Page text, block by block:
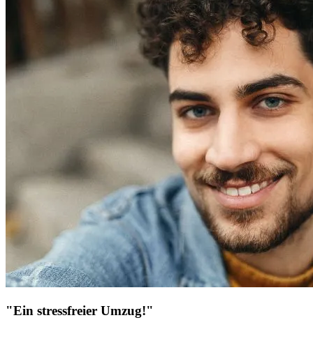
"Ein stressfreier Umzug!"